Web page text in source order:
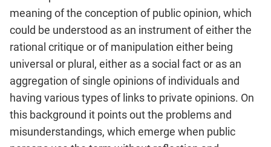
meaning of the conception of public opinion, which
could be understood as an instrument of either the
rational critique or of manipulation either being
universal or plural, either as a social fact or as an
aggregation of single opinions of individuals and
having various types of links to private opinions. On
this background it points out the problems and
misunderstandings, which emerge when public